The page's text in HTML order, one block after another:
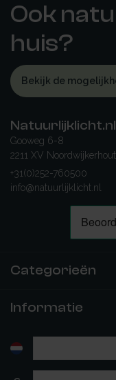
Ook
huis?
Bekijk de
Natuurlijklicht.nl
Gooweg 6-8
2211 XV Noordwijkerhout
+31(0)252-760500
info@natuurlijklicht.nl
Categorieën
Informatie